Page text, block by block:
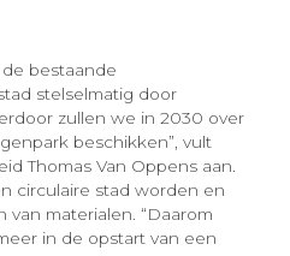
bestaande
stelselmatig door
zullen we in 2030 over
beschikken”, vult
Thomas Van Oppens aan.
circulaire stad worden en
materialen. “Daarom
in de opstart van een